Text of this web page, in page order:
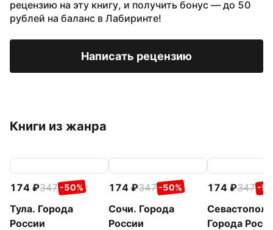
рецензию на эту книгу, и получить бонус — до 50
рублей на баланс в Лабиринте!
Написать рецензию
Книги из жанра
174 347 -50%
Тула. Города
России
174 347 -50%
Сочи. Города
России
174 347 -
Города